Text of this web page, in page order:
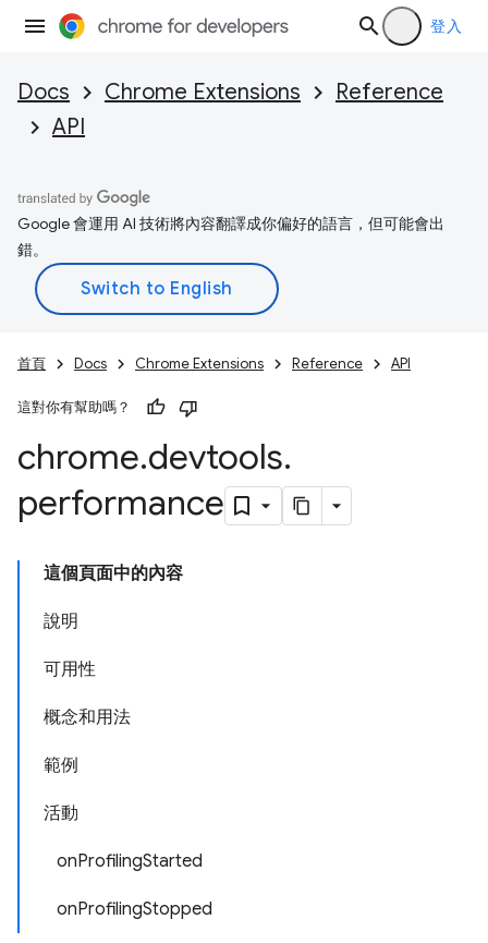
登入
Docs Chrome Extensions
Reference
API
Google 會運用 AI 技術將內容翻譯成你偏好的語言，但可能會出
錯。
首頁 Docs Chrome Extensions Reference API
這對你有幫助嗎？
chrome.devtools.
performance
這個頁面中的內容
說明
可用性
概念和用法
範例
活動
onProfilingStarted
onProfilingStopped